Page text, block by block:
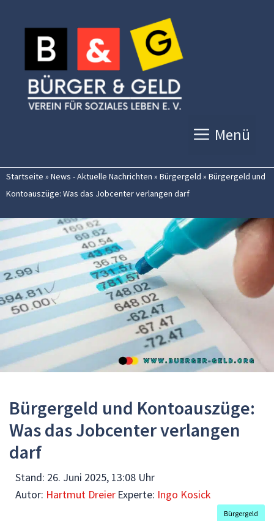
Inhalt
springen
Menü
Startseite » News - Aktuelle Nachrichten » Bürgergeld » Bürgergeld und
Kontoauszüge: Was das Jobcenter verlangen darf
Bürgergeld und Kontoauszüge:
Was das Jobcenter verlangen
darf
Stand: 26. Juni 2025, 13:08 Uhr
Autor: Hartmut Dreier Experte: Ingo Kosick
Bürgergeld